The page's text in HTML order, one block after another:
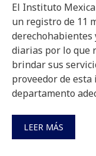
El Instituto
un registro de 11
derechohabientes
diarias por lo que
brindar sus
proveedor de
departamento
LEER MÁS